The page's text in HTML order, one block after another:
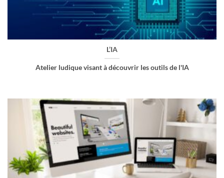
L’IA
Atelier ludique visant à découvrir les outils de l'IA